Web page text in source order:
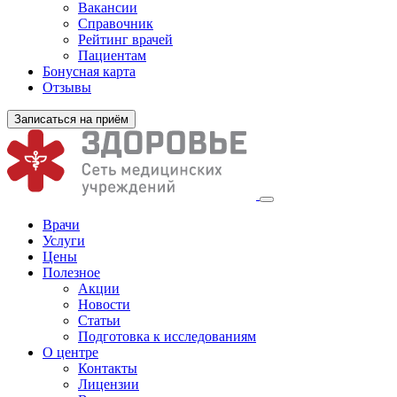
Вакансии
Справочник
Рейтинг врачей
Пациентам
Бонусная карта
Отзывы
Записаться на приём
Врачи
Услуги
Цены
Полезное
Акции
Новости
Статьи
Подготовка к исследованиям
О центре
Контакты
Лицензии